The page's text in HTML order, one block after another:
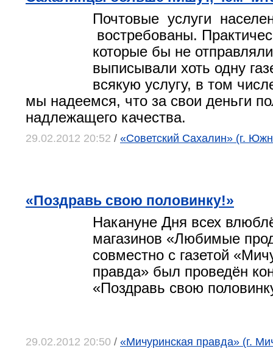
Почтовые услуги
востребованы.
которые бы не
выписывали хоть одну
всякую услугу, в том
мы надеемся, что за свои деньги
надлежащего качества.
29.02.2012 20:52 / «Советский Сахалин» (г.
«Поздравь свою половинку!»
Накануне Дня всех
магазинов «Любимые
совместно с газетой
правда» был проведён
«Поздравь свою
29.02.2012 20:50 / «Мичуринская правда» (г.